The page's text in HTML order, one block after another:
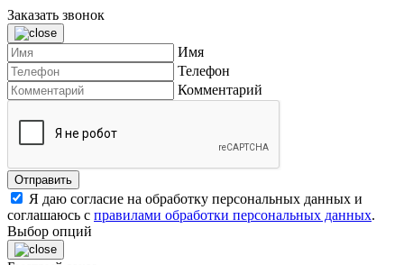
Заказать звонок
Имя
Телефон
Комментарий
Я даю согласие на обработку персональных данных и
соглашаюсь с правилами обработки персональных данных.
Выбор опций